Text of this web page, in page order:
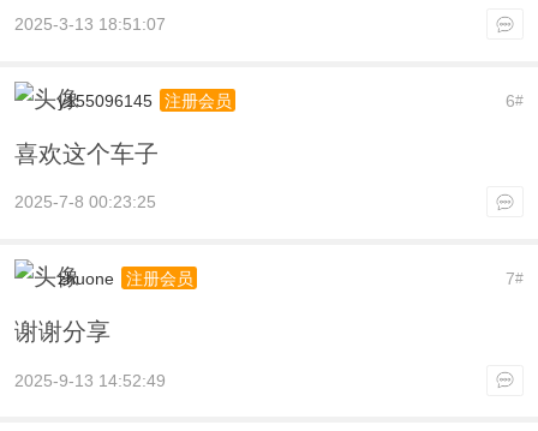
2025-3-13 18:51:07
6#
y155096145 注册会员
喜欢这个车子
2025-7-8 00:23:25
7#
zhuone 注册会员
谢谢分享
2025-9-13 14:52:49